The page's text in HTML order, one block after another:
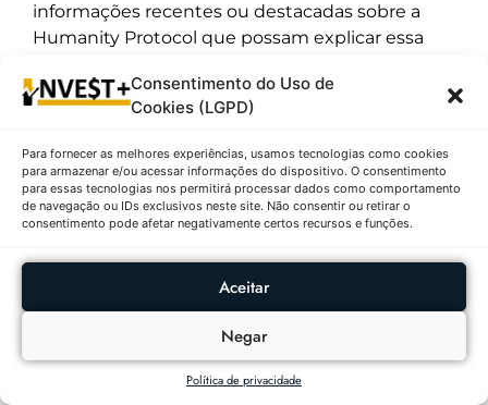
Consentimento do Uso de
Cookies (LGPD)
Para fornecer as melhores experiências, usamos tecnologias como cookies
para armazenar e/ou acessar informações do dispositivo. O consentimento
para essas tecnologias nos permitirá processar dados como comportamento
de navegação ou IDs exclusivos neste site. Não consentir ou retirar o
consentimento pode afetar negativamente certos recursos e funções.
Aceitar
Negar
Política de privacidade
informações recentes ou destacadas sobre a
Humanity Protocol que possam explicar essa
tecnologia ou aplicativos. A criptomoeda parece
estar enfrentando desafios no mercado atual,
determinar as causas específicas dessa variação
negativa.
2º – World Liberty Financial (WLFI) |
$0.1362 ↓-8.82%
Descrição:A World Liberty Financial (WLFI) está
atualmente com um preço de
variação negativa de↓-8.82%nas últimas 24
horas. O volume de negociação foi